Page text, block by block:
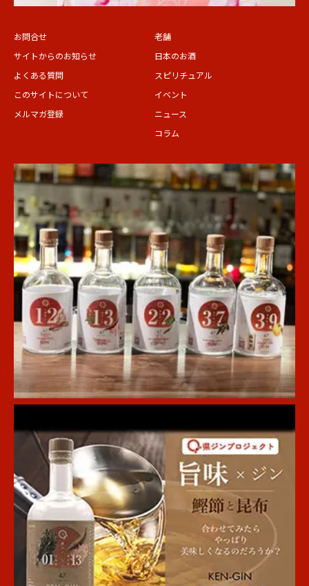
お問合せ
サイトからのお知らせ
よくある質問
このサイトについて
メルマガ登録
老舗
日本のお酒
スピリチュアル
イベント
ニュース
コラム